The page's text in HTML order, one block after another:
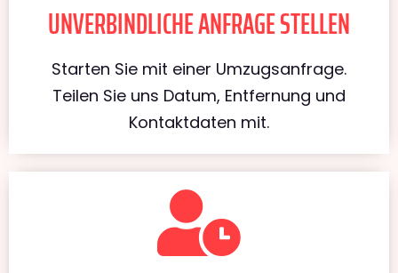
UNVERBINDLICHE ANFRAGE STELLEN
Starten Sie mit einer Umzugsanfrage.
Teilen Sie uns Datum, Entfernung und
Kontaktdaten mit.